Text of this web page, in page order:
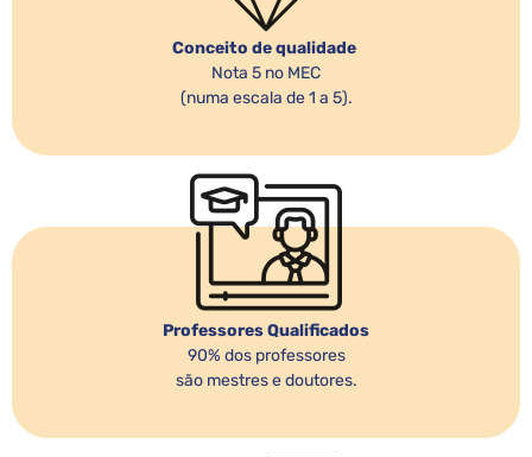
Conceito de qualidade
Nota 5 no MEC
(numa escala de 1 a 5).
Professores Qualificados
90% dos professores
são mestres e doutores.